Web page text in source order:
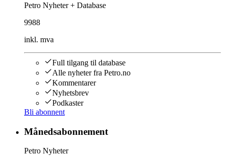
Petro Nyheter + Database
9988
inkl. mva
Full tilgang til database
Alle nyheter fra Petro.no
Kommentarer
Nyhetsbrev
Podkaster
Bli abonnent
Månedsabonnement
Petro Nyheter